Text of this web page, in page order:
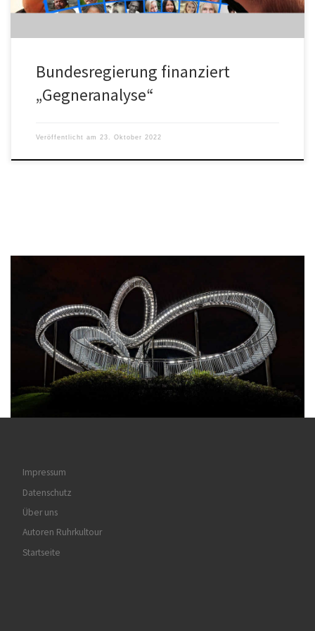
Bundesregierung finanziert
„Gegneranalyse“
Veröffentlicht am 23. Oktober 2022
Impressum
Datenschutz
Über uns
Autoren Ruhrkultour
Startseite